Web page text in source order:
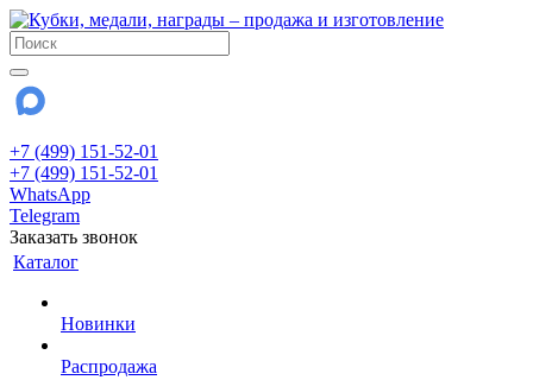
+7 (499) 151-52-01
+7 (499) 151-52-01
WhatsApp
Telegram
Заказать звонок
Каталог
Новинки
Распродажа